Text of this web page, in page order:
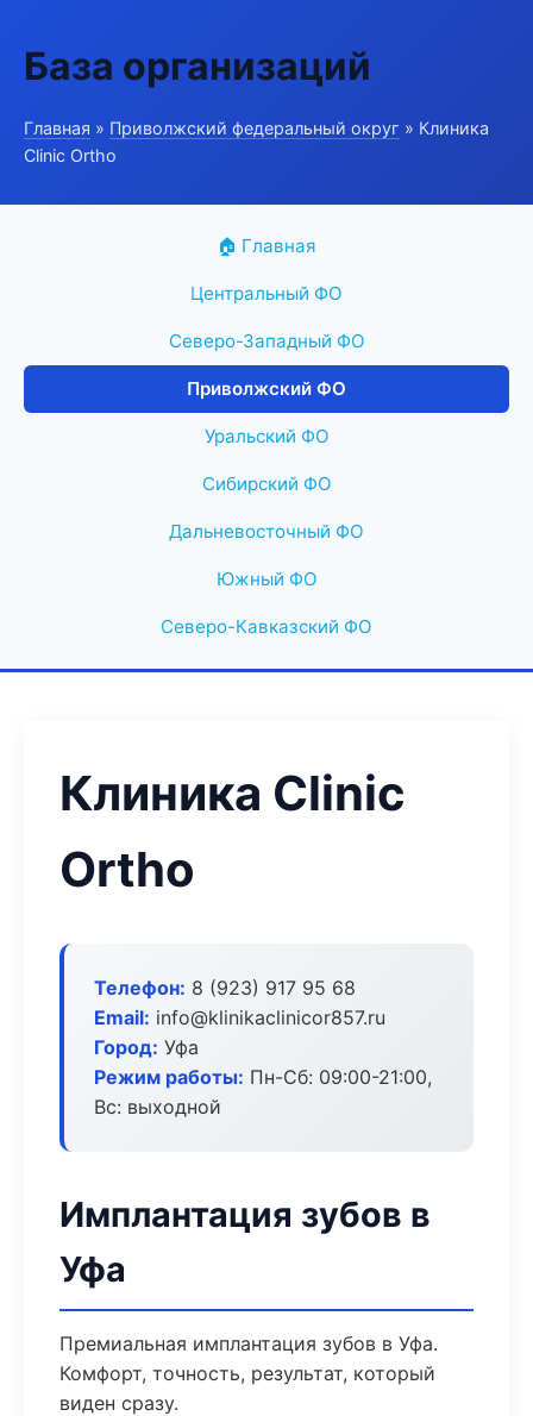
База организаций
Главная » Приволжский федеральный округ » Клиника
Clinic Ortho
🏠 Главная
Центральный ФО
Северо-Западный ФО
Приволжский ФО
Уральский ФО
Сибирский ФО
Дальневосточный ФО
Южный ФО
Северо-Кавказский ФО
Клиника Clinic
Ortho
Телефон: 8 (923) 917 95 68
Email: info@klinikaclinicor857.ru
Город: Уфа
Режим работы: Пн-Сб: 09:00-21:00,
Вс: выходной
Имплантация зубов в
Уфа
Премиальная имплантация зубов в Уфа.
Комфорт, точность, результат, который
виден сразу.